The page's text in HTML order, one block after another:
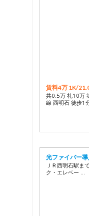
賃料4万 1K/
共0.5万 礼10万
線 西明石 徒歩1
光ファイバー導
ＪＲ西明石駅ま
ク・エレベー …